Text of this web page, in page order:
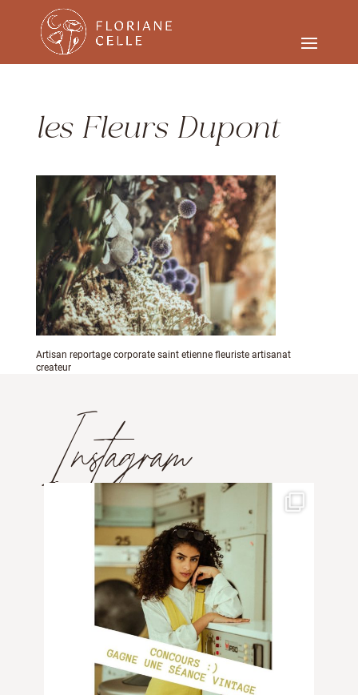
les Fleurs Dupont
Artisan reportage corporate saint etienne fleuriste artisanat
createur
Instagram